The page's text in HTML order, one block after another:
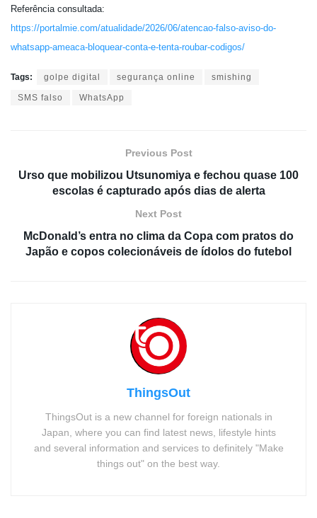
Referência consultada:
https://portalmie.com/atualidade/2026/06/atencao-falso-aviso-do-
whatsapp-ameaca-bloquear-conta-e-tenta-roubar-codigos/
Tags: golpe digital segurança online smishing
SMS falso WhatsApp
Previous Post
Urso que mobilizou Utsunomiya e fechou quase 100
escolas é capturado após dias de alerta
Next Post
McDonald’s entra no clima da Copa com pratos do
Japão e copos colecionáveis de ídolos do futebol
ThingsOut
ThingsOut is a new channel for foreign nationals in
Japan, where you can find latest news, lifestyle hints
and several information and services to definitely "Make
things out" on the best way.